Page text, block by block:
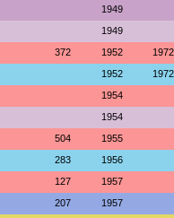
1949
1949
372 1952 1972
1952 1972
1954
1954
504 1955
283 1956
127 1957
207 1957